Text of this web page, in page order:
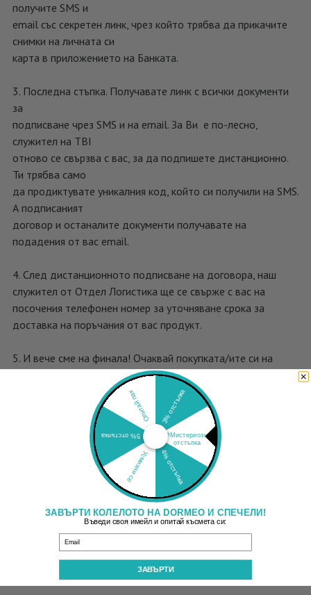
получите SMS и
emаil със секретен линк, чрез който трябва да прикачите
снимки на личната си
карта в приложението на Банката.
3. Последна стъпка. Получавате линк с всички документи
за
подписване чрез SMS и на email. За Ви е по-лесно,
служител на TBI
отново се свързва с вас, за да подпишете дистанционно.
Ти трябва само
да продиктувате уникалния код, който си получили на SMS.
А подписаният
договор и останалите документи получавате на
подадения от вас email.
4. След дистанционното подписване на договора, наш
служител от Отдел Логистика ще се свърже с вас на
посочения телефонен номер за уточняване срока за
доставка на поръчания от вас продукт.
5. И вече сме на финала! Очаквай покупката/ите си на
адрес в уточнения срок.
3% отстъпка
🎁Мистериозна
отстъпка
4% отстъпка
Усмихни се
5% отстъпка
Опитай пак
ЗАВЪРТИ КОЛЕЛОТО НА DORMEO И СПЕЧЕЛИ!
Въведи своя имейл и опитай късмета си:
ЗАВЪРТИ